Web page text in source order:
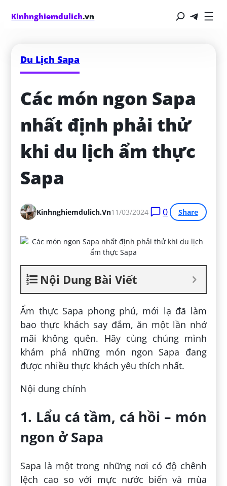
Kinhnghiemdulich.vn
Du Lịch Sapa
Các món ngon Sapa
nhất định phải thử
khi du lịch ẩm thực
Sapa
Kinhnghiemdulich.vn11/03/2024 0 Share
Nội Dung Bài Viết
Ẩm thực Sapa phong phú, mới lạ đã làm
bao thực khách say đắm, ăn một lần nhớ
mãi không quên. Hãy cùng chúng mình
khám phá những món ngon Sapa đang
được nhiều thực khách yêu thích nhất.
Nội dung chính
1. Lẩu cá tầm, cá hồi – món
ngon ở Sapa
Sapa là một trong những nơi có độ chênh
lệch cao so với mực nước biển và mùa